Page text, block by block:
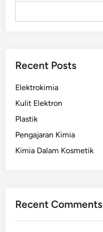
Recent Posts
Elektrokimia
Kulit Elektron
Plastik
Pengajaran Kimia
Kimia Dalam Kosmetik
Recent Comments